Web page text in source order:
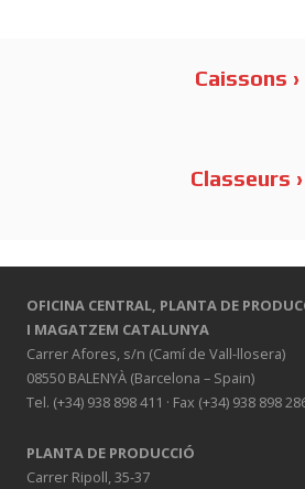
Caissons ›
Classeurs ›
OFICINA CENTRAL, PLANTA DE
I MAGATZEM CATALUNYA
Carrer Afores, s/n (Camí de Vall-llosera)
08550 BALENYÀ (Barcelona – Spain)
Tel. (+34) 938 898 411 · Fax (+34) 938 898
PLANTA DE PRODUCCIÓ
Carrer Ripoll, 35-37